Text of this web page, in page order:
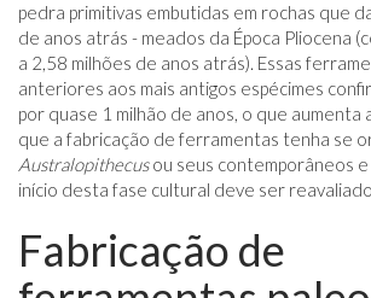
pedra primitivas embutidas em rochas que
de anos atrás - meados da Época Pliocena
a 2,58 milhões de anos atrás). Essas
anteriores aos mais antigos espécimes
por quase 1 milhão de anos, o que aumenta
que a fabricação de ferramentas tenha se
Australopithecusou seus contemporâneos
início desta fase cultural deve ser
Fabricação de